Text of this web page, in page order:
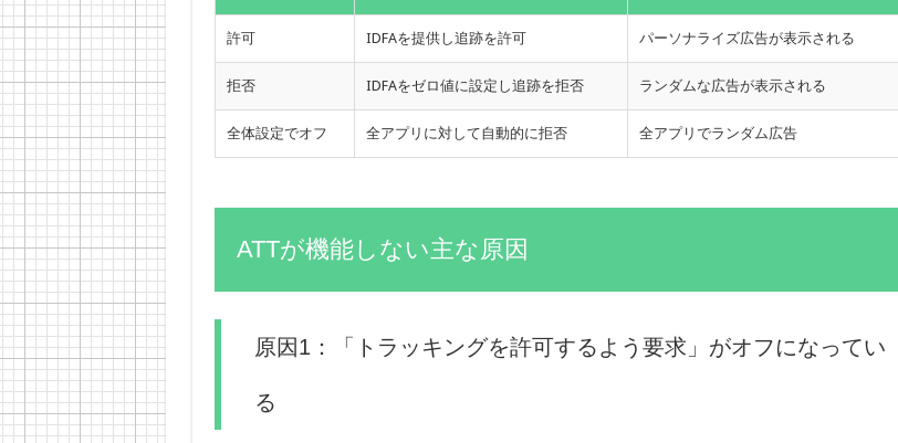
許可 IDFAを提供し追跡を許可 パーソナライズ広告が表示される
拒否 IDFAをゼロ値に設定し追跡を拒否 ランダムな広告が表示される
全体設定でオフ 全アプリに対して自動的に拒否 全アプリでランダム広告
ATTが機能しない主な原因
原因1：「トラッキングを許可するよう要求」がオフになってい
る